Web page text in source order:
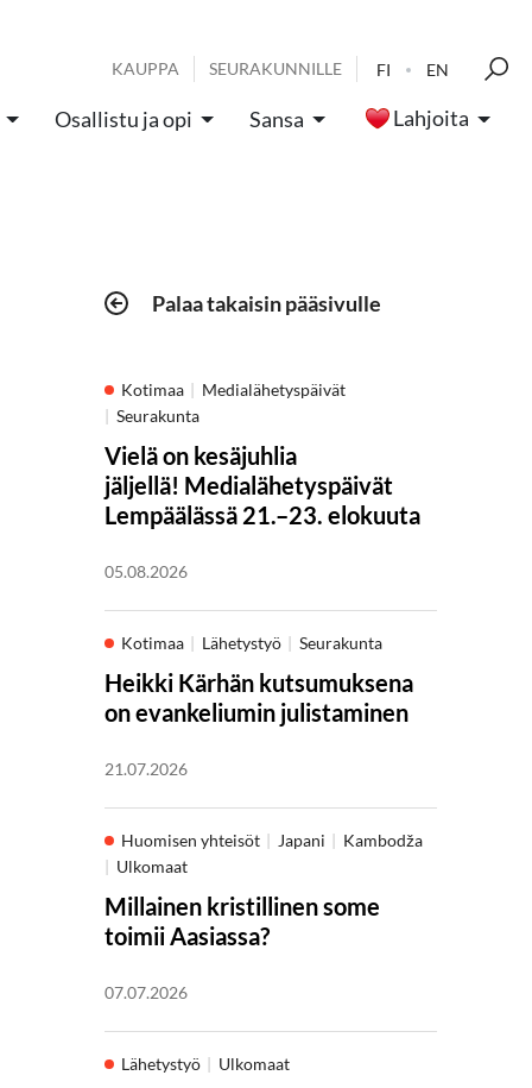
KAUPPA SEURAKUNNILLE FI EN
Osallistu ja opi Sansa Lahjoita
Palaa takaisin pääsivulle
Kotimaa
Medialähetyspäivät
Seurakunta
Vielä on kesäjuhlia
jäljellä! Medialähetyspäivät
Lempäälässä 21.–23. elokuuta
05.08.2026
Kotimaa Lähetystyö Seurakunta
Heikki Kärhän kutsumuksena
on evankeliumin julistaminen
21.07.2026
Huomisen yhteisöt Japani
Kambodža
Ulkomaat
Millainen kristillinen some
toimii Aasiassa?
07.07.2026
Lähetystyö Ulkomaat